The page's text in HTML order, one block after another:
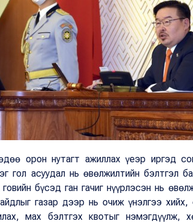
орон нутагт ажиллах үеэр иргэд
гол асуудал нь өвөлжилтийн бэлтгэл
бүсэд ган гачиг нүүрлэсэн нь
газар дээр нь очиж үнэлгээ
мах бэлтгэх квотыг